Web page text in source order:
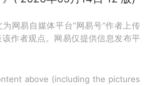
网易自媒体平台“网易号”作者上传
作者观点。网易仅提供信息发布平
above (including the pictures